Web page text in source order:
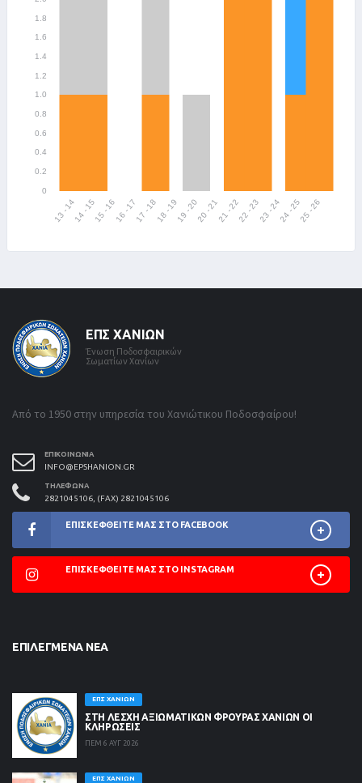
ΕΠΣ ΧΑΝΊΩΝ
Ένωση Ποδοσφαιρικών
Σωματίων Χανίων
Από το 1950 στην υπηρεσία του Χανιώτικου Ποδοσφαίρου!
ΕΠΙΚΟΙΝΩΝΊΑ
INFO@EPSHANION.GR
ΤΗΛΈΦΩΝΑ
2821045106, (FAX) 2821045106
ΕΠΙΣΚΕΦΘΕΊΤΕ ΜΑΣ ΣΤΟ FACEBOOK
ΕΠΙΣΚΕΦΘΕΊΤΕ ΜΑΣ ΣΤΟ INSTAGRAM
ΕΠΙΛΕΓΜΈΝΑ ΝΈΑ
ΕΠΣ ΧΑΝΊΩΝ
ΣΤΗ ΛΈΣΧΗ ΑΞΙΩΜΑΤΙΚΏΝ ΦΡΟΥΡΆΣ ΧΑΝΊΩΝ ΟΙ
ΚΛΗΡΏΣΕΙΣ
ΠΕΜ 6 ΑΥΓ 2026
ΕΠΣ ΧΑΝΊΩΝ